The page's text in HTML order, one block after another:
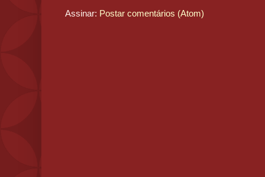
Assinar: Postar comentários (Atom)